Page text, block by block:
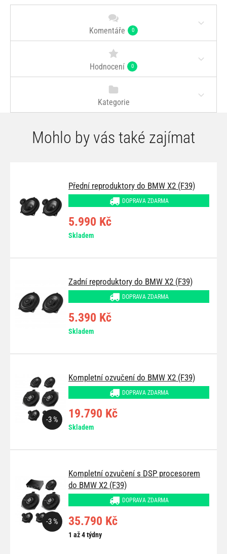
Komentáře 0
Hodnocení 0
Kategorie
Mohlo by vás také zajímat
Přední reproduktory do BMW X2 (F39)
DOPRAVA ZDARMA
5.990 Kč
Skladem
Zadní reproduktory do BMW X2 (F39)
DOPRAVA ZDARMA
5.390 Kč
Skladem
Kompletní ozvučení do BMW X2 (F39)
DOPRAVA ZDARMA
-3 % 19.790 Kč
Skladem
Kompletní ozvučení s DSP procesorem
do BMW X2 (F39)
DOPRAVA ZDARMA
-3 % 35.790 Kč
1 až 4 týdny